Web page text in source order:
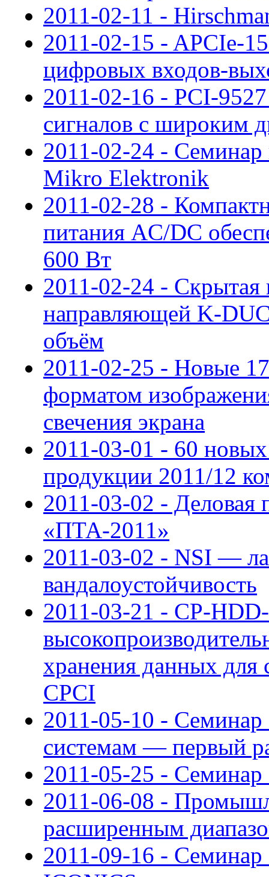
2011-02-11 -
2011-02-15 - APCIe-
цифровых входов-
2011-02-16 - PCI-
сигналов с широким
2011-02-24 -
Mikro Elektronik
2011-02-28 -
питания AC/DC
600 Вт
2011-02-24 - Скрытая
направляющей K-
объём
2011-02-25 - Новые
форматом
свечения экрана
2011-03-01 - 60 новых
продукции 2011/12
2011-03-02 - Деловая
«ПТА-2011»
2011-03-02 - NSI —
вандалоустойчивость
2011-03-21 - CP-
хранения данных для
CPCI
2011-05-10 -
системам — первый
2011-05-25 -
2011-06-08 -
расширенным
2011-09-16 -